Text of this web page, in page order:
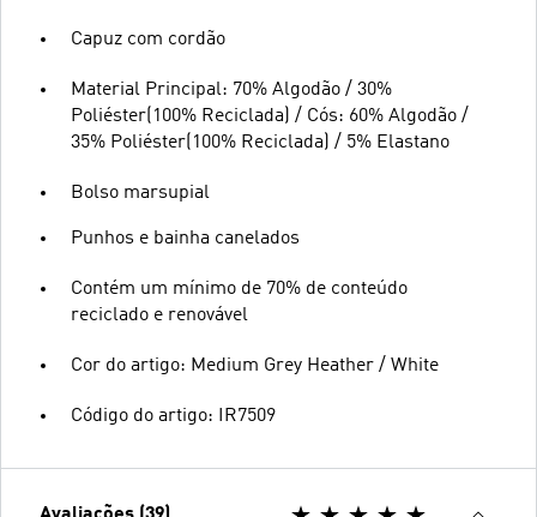
Capuz com cordão
Material Principal: 70% Algodão / 30%
Poliéster(100% Reciclada) / Cós: 60% Algodão /
35% Poliéster(100% Reciclada) / 5% Elastano
Bolso marsupial
Punhos e bainha canelados
Contém um mínimo de 70% de conteúdo
reciclado e renovável
Cor do artigo: Medium Grey Heather / White
Código do artigo: IR7509